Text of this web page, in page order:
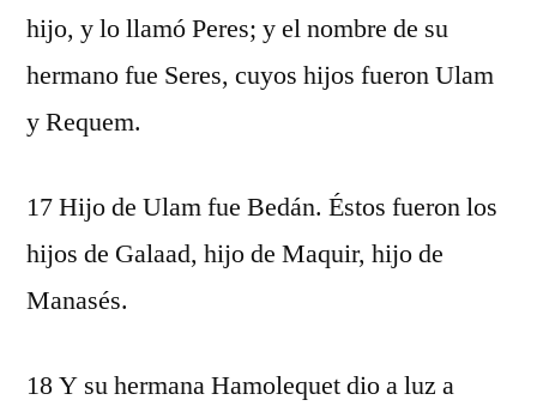
hijo, y lo llamó Peres; y el nombre de su
hermano fue Seres, cuyos hijos fueron Ulam
y Requem.
17 Hijo de Ulam fue Bedán. Éstos fueron los
hijos de Galaad, hijo de Maquir, hijo de
Manasés.
18 Y su hermana Hamolequet dio a luz a